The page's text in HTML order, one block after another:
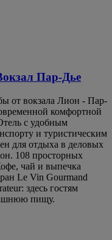
Пар-Дье
от вокзала Лион - Пар-
комфортной
с удобным
и туристическим
для отдыха в деловых
108 просторных
чай и выпечка
Le Vin Gourmand
здесь гостям
пищу.